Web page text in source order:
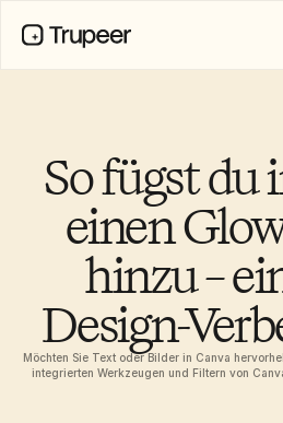
So fügst du
einen
hinzu –
Design-
Möchten Sie Text oder Bilder in Canva
integrierten Werkzeugen und Filtern von
Übersetzung
Wissensdatenbank
KI-Avatare
Marken-Kits
Geteilte Seiten
KI-Bildschirmaufnahme
RESSOURCEN